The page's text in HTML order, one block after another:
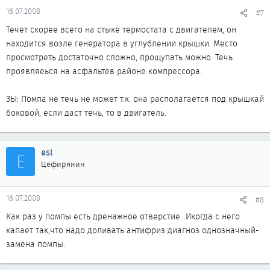
16.07.2008 #7
Течет скорее всего на стыке термостата с двигателем, он
находится возле генератора в углублении крышки. Место
просмотреть достаточно сложно, прощупать можно. Течь
проявляеься на асфальтев районе компрессора.
ЗЫ: Помпа не течь не может т.к. она располагается под крышкай
боковой, если даст течь, то в двигатель.
E esl
Цефирянин
16.07.2008 #8
Как раз у помпы есть дренажное отверстие...Икогда с него
капает так,что надо доливать антифриз диагноз однозначный-
замена помпы.